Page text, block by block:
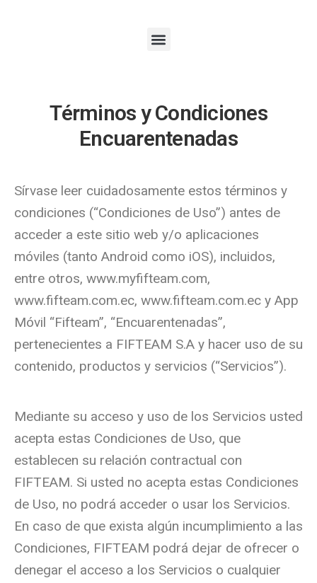
Términos y Condiciones
Encuarentenadas
Sírvase leer cuidadosamente estos términos y
condiciones (“Condiciones de Uso”) antes de
acceder a este sitio web y/o aplicaciones
móviles (tanto Android como iOS), incluidos,
entre otros, www.myfifteam.com,
www.fifteam.com.ec, www.fifteam.com.ec y App
Móvil “Fifteam”, “Encuarentenadas”,
pertenecientes a FIFTEAM S.A y hacer uso de su
contenido, productos y servicios (“Servicios”).
Mediante su acceso y uso de los Servicios usted
acepta estas Condiciones de Uso, que
establecen su relación contractual con
FIFTEAM. Si usted no acepta estas Condiciones
de Uso, no podrá acceder o usar los Servicios.
En caso de que exista algún incumplimiento a las
Condiciones, FIFTEAM podrá dejar de ofrecer o
denegar el acceso a los Servicios o cualquier